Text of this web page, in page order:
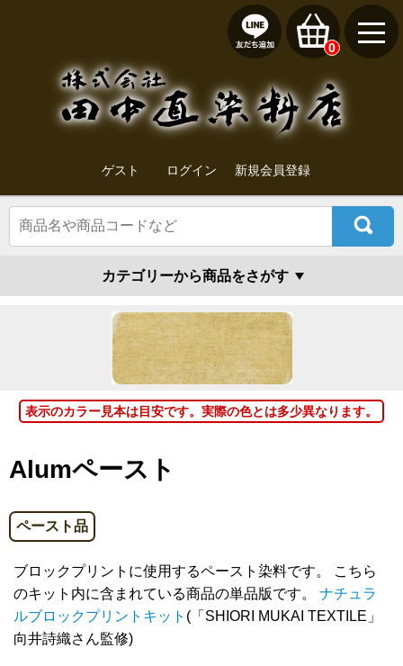
ゲスト ログイン 新規会員登録
0
カテゴリーから商品をさがす
表示のカラー見本は目安です。実際の色とは多少異なります。
Alumペースト
ペースト品
ブロックプリントに使用するペースト染料です。 こちら
のキット内に含まれている商品の単品版です。 ナチュラ
ルブロックプリントキット (「SHIORI MUKAI TEXTILE」
向井詩織さん監修)